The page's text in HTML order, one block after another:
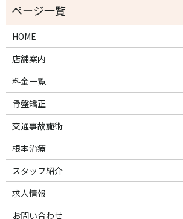
HOME
店舗案内
料金一覧
骨盤矯正
交通事故施術
根本治療
スタッフ紹介
求人情報
お問い合わせ